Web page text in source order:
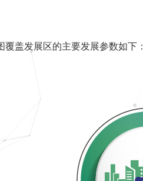
盖发展区的主要发展参数如下：